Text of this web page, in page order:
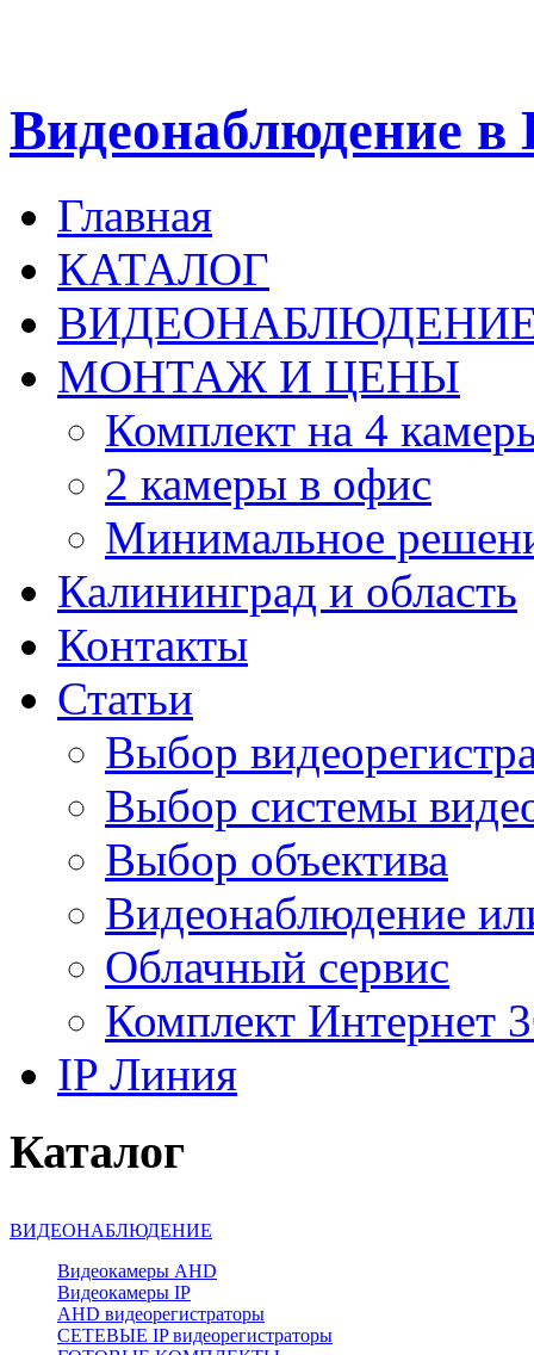
Видеонаблюдение в
Главная
КАТАЛОГ
МОНТАЖ И ЦЕНЫ
Комплект на 4
2 камеры в офис
Минимальное
Калининград и область
Контакты
Статьи
Выбор
Выбор системы
Выбор объектива
Видеонаблюдение
Облачный сервис
Комплект Интернет
IP Линия
Каталог
ВИДЕОНАБЛЮДЕНИЕ
Видеокамеры AHD
Видеокамеры IP
AHD видеорегистраторы
СЕТЕВЫЕ IP видеорегистраторы